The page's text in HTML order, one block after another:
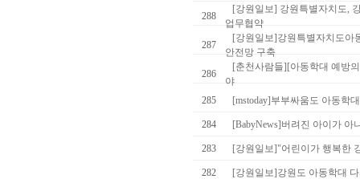
288
[강원일보] 강원특별자치도,
업무협약
287
[강원일보]강원특별자치도아
안전망 구축
286
[춘천사람들][아동학대 예방
야
285
[mstoday]부부싸움도 아동학
284 [BabyNews]버려진 아이가 아
283 [강원일보]"어린이가 행복한
282 [강원일보]강원도 아동학대